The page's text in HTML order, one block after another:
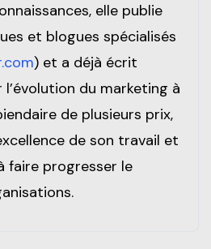
elle publie
et blogues spécialisés
) et a déjà écrit
l’évolution du marketing à
de plusieurs prix,
de son travail et
faire progresser le